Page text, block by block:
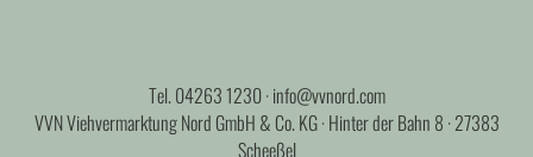
Tel.04263 1230· info@vvnord.com
VVN Viehvermarktung Nord GmbH & Co. KG · Hinter der Bahn 8 · 27383
Scheeßel